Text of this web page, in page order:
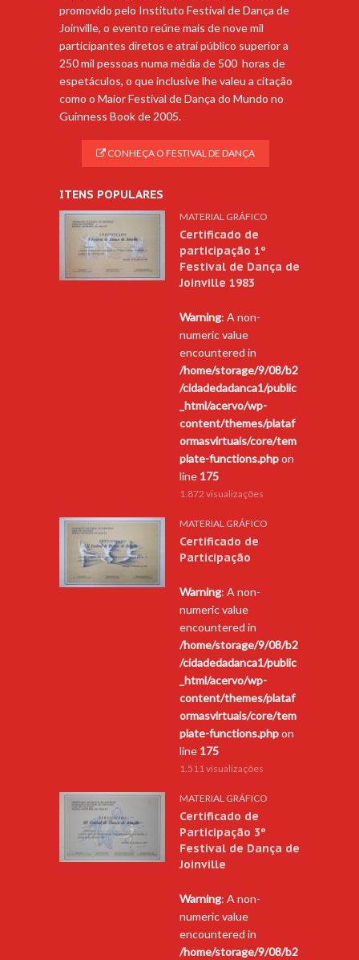
promovido pelo Instituto Festival de Dança de
Joinville, o evento reúne mais de nove mil
participantes diretos e atrai público superior a
250 mil pessoas numa média de 500 horas de
espetáculos, o que inclusive lhe valeu a citação
como o Maior Festival de Dança do Mundo no
Guinness Book de 2005.
CONHEÇA O FESTIVAL DE DANÇA
ITENS POPULARES
MATERIAL GRÁFICO
Certificado de
participação 1º
Festival de Dança de
Joinville 1983
Warning: A non-
numeric value
encountered in
/home/storage/9/08/b2
/cidadedadanca1/public
_html/acervo/wp-
content/themes/plataf
ormasvirtuais/core/tem
plate-functions.phpon
line 175
1.872 visualizações
MATERIAL GRÁFICO
Certificado de
Participação
Warning: A non-
numeric value
encountered in
/home/storage/9/08/b2
/cidadedadanca1/public
_html/acervo/wp-
content/themes/plataf
ormasvirtuais/core/tem
plate-functions.phpon
line 175
1.511 visualizações
MATERIAL GRÁFICO
Certificado de
Participação 3º
Festival de Dança de
Joinville
Warning: A non-
numeric value
encountered in
/home/storage/9/08/b2